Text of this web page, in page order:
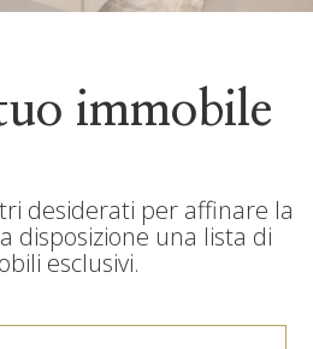
fiducia per vendere e
casa
immobile
desiderati per affinare la
disposizione una lista di
esclusivi.